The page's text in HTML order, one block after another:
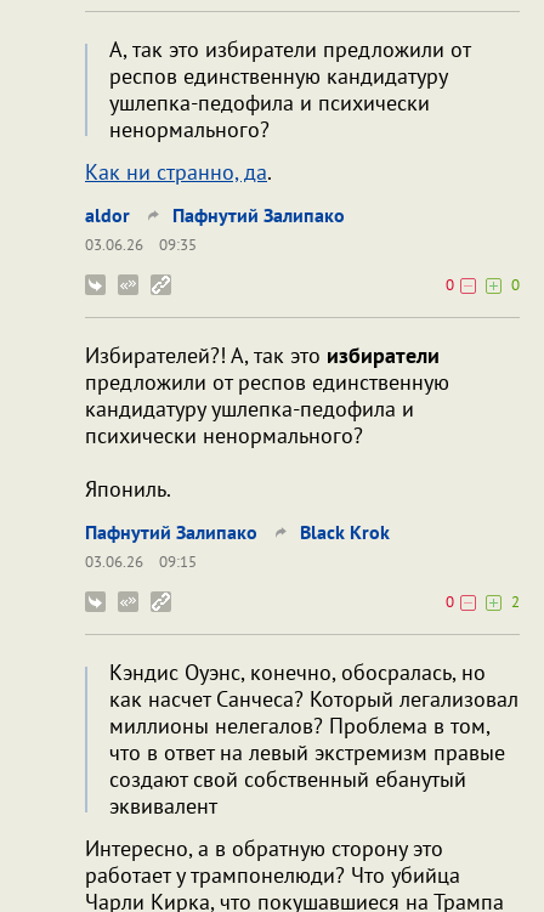
А, так это избиратели предложили от
респов единственную кандидатуру
ушлепка-педофила и психически
ненормального?
Как ни странно, да.
aldor Пафнутий Залипако
03.06.26
09:35
0
0
Избирателей?! А, так это избиратели
предложили от респов единственную
кандидатуру ушлепка-педофила и
психически ненормального?
Япониль.
Пафнутий Залипако Black Krok
03.06.26
09:15
0
2
Кэндис Оуэнс, конечно, обосралась, но
как насчет Санчеса? Который легализовал
миллионы нелегалов? Проблема в том,
что в ответ на левый экстремизм правые
создают свой собственный ебанутый
эквивалент
Интересно, а в обратную сторону это
работает у трампонелюди? Что убийца
Чарли Кирка, что покушавшиеся на Трампа